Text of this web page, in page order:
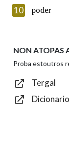
Introduce o
Texto de
10 poder
NON ATOPAS
Proba estoutros
Tergal